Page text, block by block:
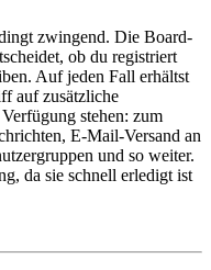
zwingend. Die Board-
ob du registriert
Auf jeden Fall erhältst
auf zusätzliche
stehen: zum
E-Mail-Versand an
und so weiter.
da sie schnell erledigt ist